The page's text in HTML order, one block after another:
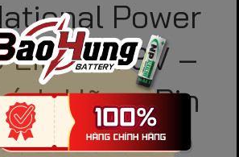
Power
Lithium 3V –
Hãng, Pin
Lượng Cao